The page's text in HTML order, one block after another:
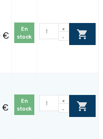
€
En
stock
+
-
€
En
stock
+
-